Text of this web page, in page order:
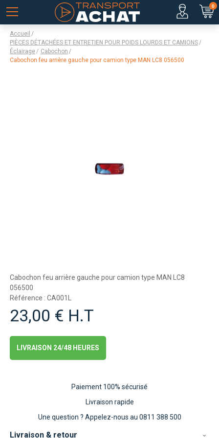
Accueil
PIÈCES DÉTACHÉES ET ENTRETIEN POUR POIDS LOURDS ET CAMIONS
Éclairage
Cabochon
Cabochon feu arrière gauche pour camion type MAN LC8 056500
Cabochon feu arrière gauche pour camion type MAN LC8
056500
Référence : CA001L
23,00 € H.T
LIVRAISON 24/48 HEURES
Paiement 100% sécurisé
Livraison rapide
Une question ? Appelez-nous au 0811 388 500
Livraison & retour
0